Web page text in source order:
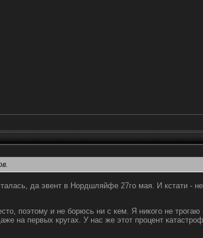
да эвент в Нордшляйфе 27го мая. И кстати -
поэтому и не борюсь ни с кем. Я никого не трогаю
на первых кругах. У нас же этот процент